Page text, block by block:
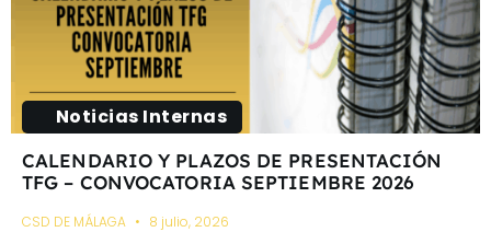
Noticias Internas
CALENDARIO Y PLAZOS DE PRESENTACIÓN
TFG – CONVOCATORIA SEPTIEMBRE 2026
CSD DE MÁLAGA 8 julio, 2026